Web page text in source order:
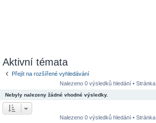
Aktivní témata
Přejít na rozšířené vyhledávání
Nalezeno 0 výsledků hledání • Stránka
Nebyly nalezeny žádné vhodné výsledky.
Nalezeno 0 výsledků hledání • Stránka